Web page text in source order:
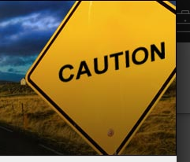
台
伙伴 广告系列